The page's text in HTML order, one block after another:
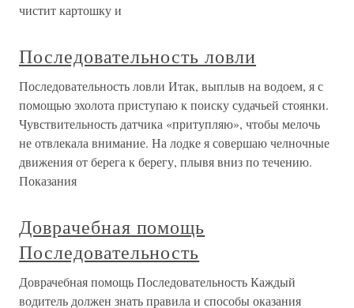
чистит картошку и
Последовательность ловли
Последовательность ловли Итак, выплыв на водоем, я с
помощью эхолота приступаю к поиску судачьей стоянки.
Чувствительность датчика «притупляю», чтобы мелочь
не отвлекала внимание. На лодке я совершаю челночные
движения от берега к берегу, плывя вниз по течению.
Показания
Доврачебная помощь
Последовательность
Доврачебная помощь Последовательность Каждый
водитель должен знать правила и способы оказания